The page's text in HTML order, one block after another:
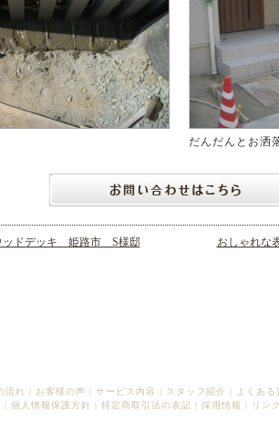
だんだんとお洒
ッドデッキ 姫路市 S様邸 おしゃれな
流れ | お客様の声 | サービス内容 | スタッフ紹介 |
よくある
| 個人情報保護方針 | 特定商取引法の表記 | 採用情報 | リン